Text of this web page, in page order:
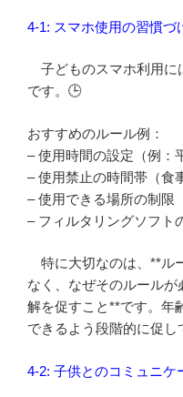
4-1: スマホ使用の習慣づ
子どものスマホ利用に
です。🕒
おすすめのルール例：
– 使用時間の設定（例：
– 使用禁止の時間帯（食
– 使用できる場所の制限
– フィルタリングソフト
特に大切なのは、**ル
なく、なぜそのルール
解を促すこと**です。年
できるよう段階的に促し
4-2: 子供とのコミュニケ